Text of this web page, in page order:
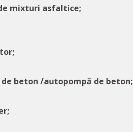
mixturi asfaltice;
beton /autopompă de beton;